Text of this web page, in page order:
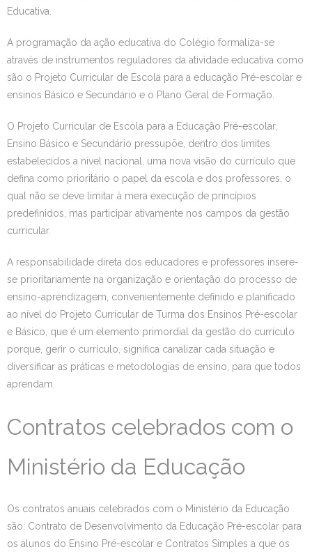
Educativa.
A programação da ação educativa do Colégio formaliza-se
através de instrumentos reguladores da atividade educativa como
são o Projeto Curricular de Escola para a educação Pré-escolar e
ensinos Básico e Secundário e o Plano Geral de Formação.
O Projeto Curricular de Escola para a Educação Pré-escolar,
Ensino Básico e Secundário pressupõe, dentro dos limites
estabelecidos a nível nacional, uma nova visão do currículo que
defina como prioritário o papel da escola e dos professores, o
qual não se deve limitar à mera execução de princípios
predefinidos, mas participar ativamente nos campos da gestão
curricular.
A responsabilidade direta dos educadores e professores insere-
se prioritariamente na organização e orientação do processo de
ensino-aprendizagem, convenientemente definido e planificado
ao nível do Projeto Curricular de Turma dos Ensinos Pré-escolar
e Básico, que é um elemento primordial da gestão do currículo
porque, gerir o currículo, significa canalizar cada situação e
diversificar as práticas e metodologias de ensino, para que todos
aprendam.
Contratos celebrados com o
Ministério da Educação
Os contratos anuais celebrados com o Ministério da Educação
são: Contrato de Desenvolvimento da Educação Pré-escolar para
os alunos do Ensino Pré-escolar e Contratos Simples a que os